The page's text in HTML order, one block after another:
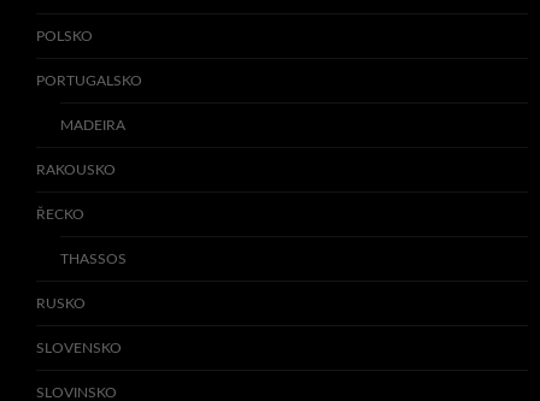
POLSKO
PORTUGALSKO
MADEIRA
RAKOUSKO
ŘECKO
THASSOS
RUSKO
SLOVENSKO
SLOVINSKO